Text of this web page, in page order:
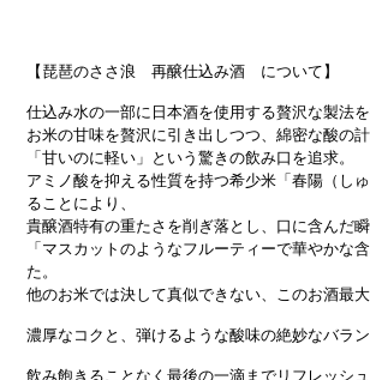
【琵琶のささ浪 再醸仕込み酒 について】
仕込み水の一部に日本酒を使用する贅沢な製法を
お米の甘味を贅沢に引き出しつつ、綿密な酸の計
「甘いのに軽い」という驚きの飲み口を追求。
アミノ酸を抑える性質を持つ希少米「春陽（し
ることにより、
貴醸酒特有の重たさを削ぎ落とし、口に含んだ
「マスカットのようなフルーティーで華やかな
た。
他のお米では決して真似できない、このお酒最大
濃厚なコクと、弾けるような酸味の絶妙なバラン
飲み飽きることなく最後の一滴までリフレッシ